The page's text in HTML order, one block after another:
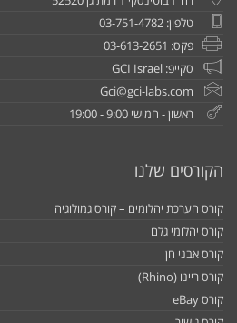
טלפון: 03-751-4782
פקס: 03-613-2651
סקייפ: GCI Israel
Gci@gci-labs.com
ראשון - חמישי 9:00 - 19:00
הקורסים שלנו
קורס הערכת יהלומים – קורס גמולוגיה
קורס יהלומי גלם
קורס אבני חן
קורס ריינו (Rhino)
קורס eBay